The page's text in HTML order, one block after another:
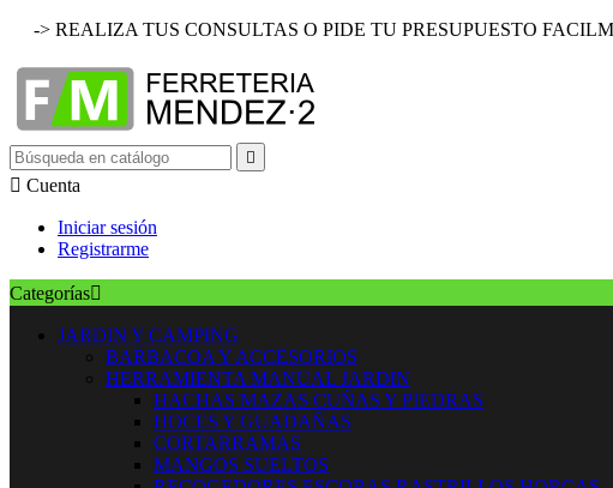
-> REALIZA TUS CONSULTAS O PIDE TU PRESUPUESTO

 Cuenta
Iniciar sesión
Registrarme
Categorías
JARDIN Y CAMPING
BARBACOA Y ACCESORIOS
HERRAMIENTA MANUAL JARDIN
HACHAS MAZAS CUÑAS Y PIEDRAS
HOCES Y GUADAÑAS
CORTARRAMAS
MANGOS SUELTOS